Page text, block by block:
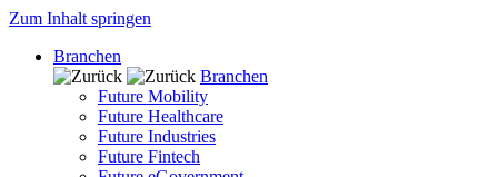
Zum Inhalt springen
Branchen
Branchen
Future Mobility
Future Healthcare
Future Industries
Future Fintech